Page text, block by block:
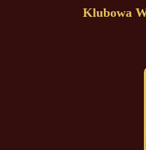
Klubowa